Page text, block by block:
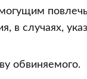
в случаях,
обвиняемого.